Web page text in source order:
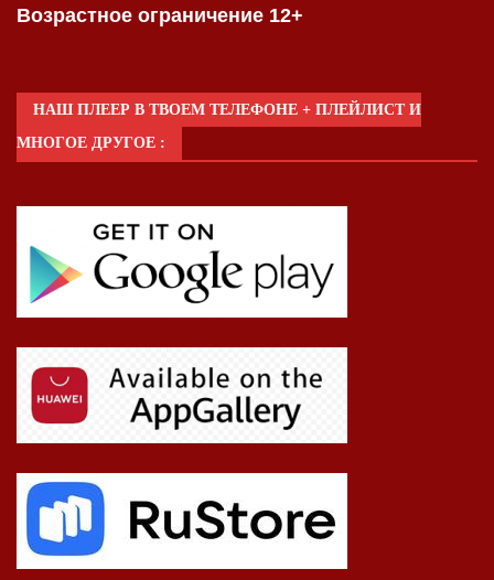
Возрастное ограничение 12+
НАШ ПЛЕЕР В ТВОЕМ ТЕЛЕФОНЕ + ПЛЕЙЛИСТ И
МНОГОЕ ДРУГОЕ :